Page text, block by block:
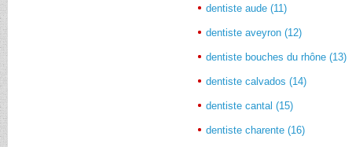
dentiste aude (11)
dentiste aveyron (12)
dentiste bouches du rhône (13)
dentiste calvados (14)
dentiste cantal (15)
dentiste charente (16)